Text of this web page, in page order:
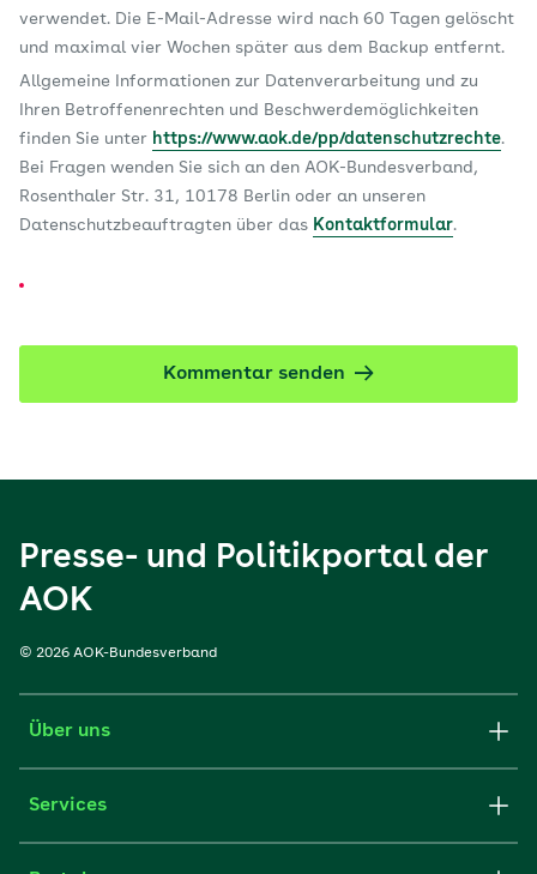
verwendet. Die E-Mail-Adresse wird nach 60 Tagen gelöscht
und maximal vier Wochen später aus dem Backup entfernt.
Allgemeine Informationen zur Datenverarbeitung und zu
Ihren Betroffenenrechten und Beschwerdemöglichkeiten
finden Sie unter https://www.aok.de/pp/datenschutzrechte.
Bei Fragen wenden Sie sich an den AOK-Bundesverband,
Rosenthaler Str. 31, 10178 Berlin oder an unseren
Datenschutzbeauftragten über das Kontaktformular.
Kommentar senden
Presse- und Politikportal der
AOK
© 2026 AOK-Bundesverband
Über uns
Services